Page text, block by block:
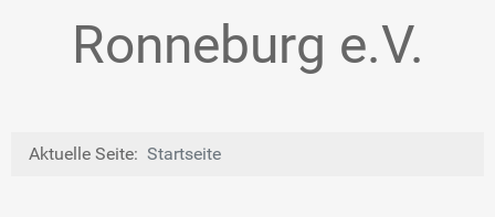
Ronneburg e.V.
Aktuelle Seite: Startseite